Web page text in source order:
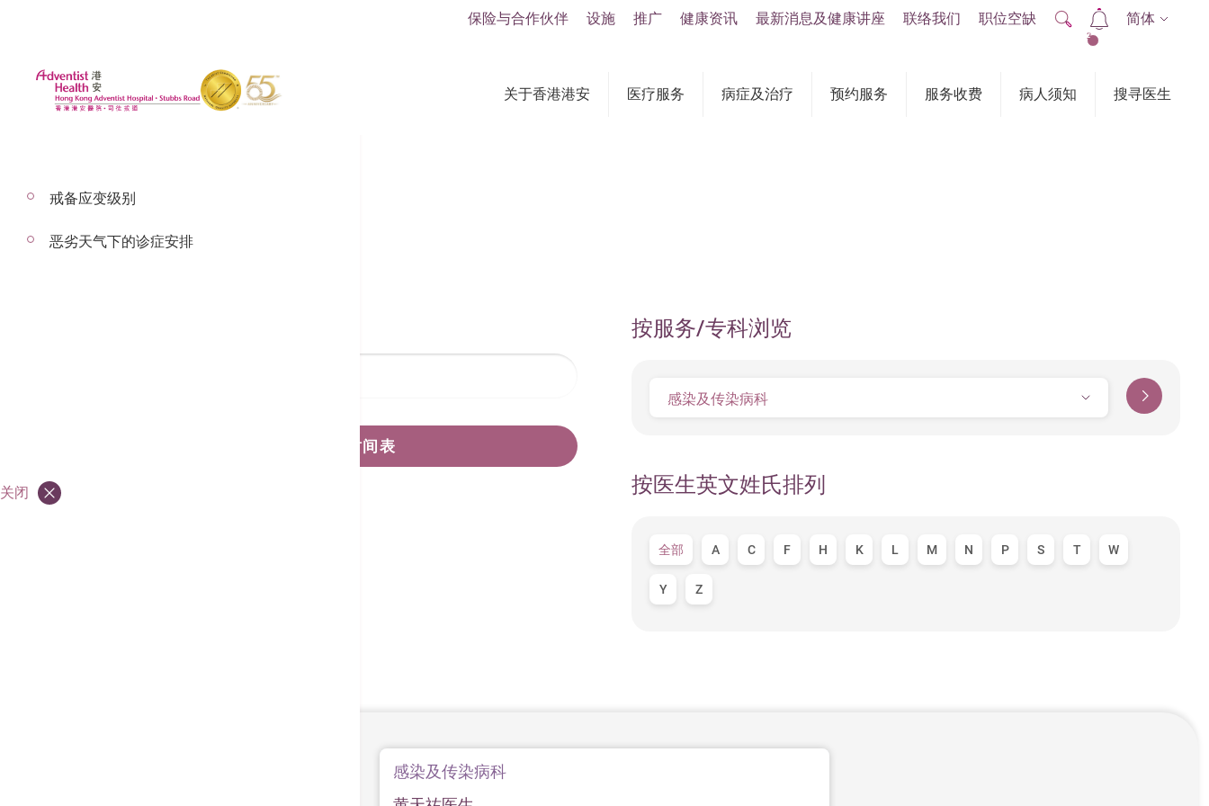
关于香港港安 医疗服务 病症及治疗 预约服务 服务收费 病人须知 搜寻医生
保险与合作伙伴 设施 推广 健康资讯 最新消息及健康讲座 联络我们 职位空缺
2
简体
搜寻医生
浏览门诊诊症时间表
按服务/专科浏览
感染及传染病科
按医生英文姓氏排列
全部 A C F H K L M N P S T W
Y Z
感染及传染病科
戒备应变级别
恶劣天气下的诊症安排
关闭